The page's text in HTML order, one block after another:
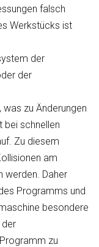
falsch
Werkstücks ist
der
der
zu Änderungen
bei schnellen
Zu diesem
am
werden. Daher
Programms und
besondere
zu